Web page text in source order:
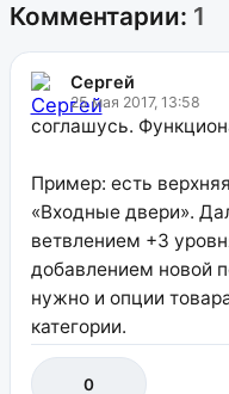
Комментарии: 1
Сергей
25 мая 2017, 13:58
соглашусь.
Пример: есть
«Входные двери».
ветвлением +3
добавлением новой
нужно и опции
категории.
0